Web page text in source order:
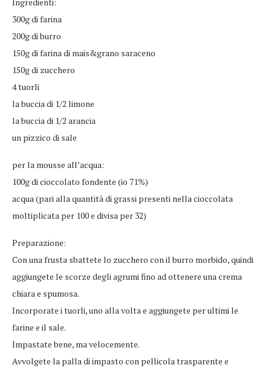
300g di farina
200g di burro
150g di farina di mais&grano saraceno
150g di zucchero
4 tuorli
la buccia di 1/2 limone
la buccia di 1/2 arancia
un pizzico di sale
per la mousse all’acqua:
100g di cioccolato fondente (io 71%)
acqua (pari alla quantità di grassi presenti nella cioccolata
moltiplicata per 100 e divisa per 32)
Preparazione:
Con una frusta sbattete lo zucchero con il burro morbido, quindi
aggiungete le scorze degli agrumi fino ad ottenere una crema
chiara e spumosa.
Incorporate i tuorli, uno alla volta e aggiungete per ultimi le
farine e il sale.
Impastate bene, ma velocemente.
Avvolgete la palla di impasto con pellicola trasparente e